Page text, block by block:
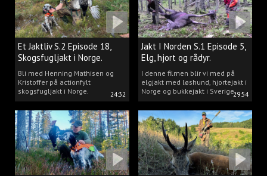
24:32
Et Jaktliv S.2 Episode 18,
Skogsfugljakt i Norge.
Bli med Henning Mathisen og
Kristoffer på actionfylt
skogsfugljakt i Norge.
29:54
Jakt I Norden S.1 Episode 5,
Elg, hjort og rådyr.
I denne filmen blir vi med på
elgjakt med løshund, hjortejakt i
Norge og bukkejakt i Sverige.